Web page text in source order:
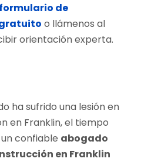
formulario de
o llámenos al
orientación experta.
ha sufrido una lesión en
en Franklin, el tiempo
confiable abogado
en Franklin